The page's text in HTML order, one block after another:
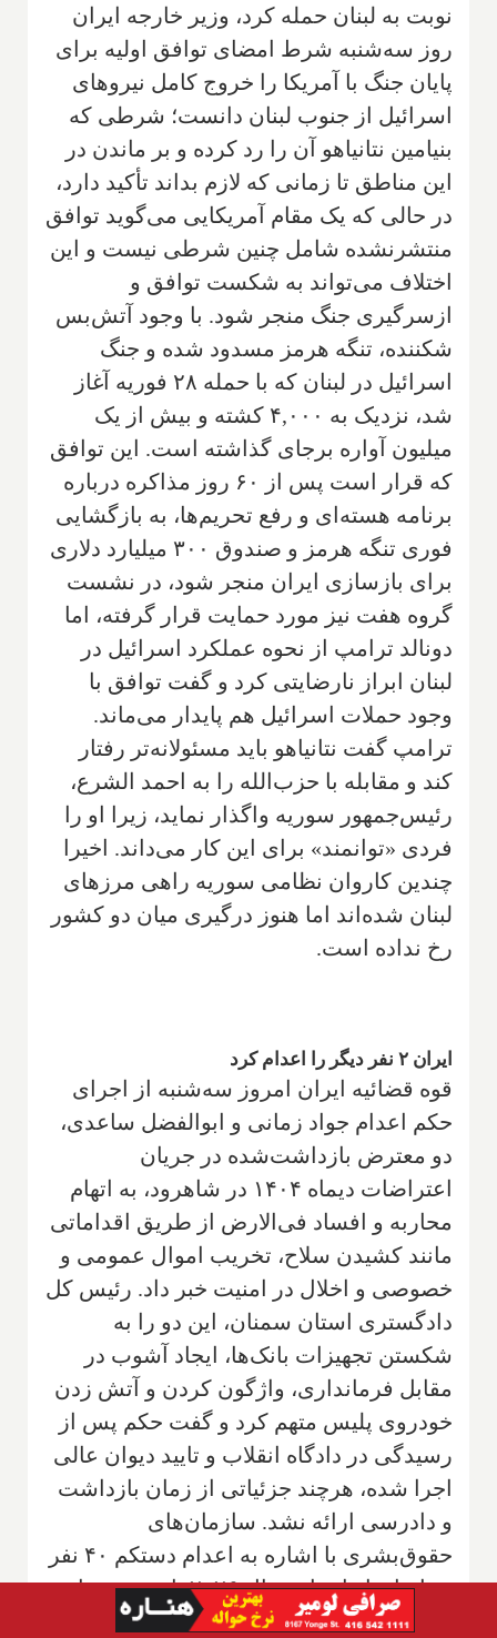
نوبت به لبنان حمله کرد، وزیر خارجه ایران
روز سه‌شنبه شرط امضای توافق اولیه برای
پایان جنگ با آمریکا را خروج کامل نیروهای
اسرائیل از جنوب لبنان دانست؛ شرطی که
بنیامین نتانیاهو آن را رد کرده و بر ماندن در
این مناطق تا زمانی که لازم بداند تأکید دارد،
در حالی که یک مقام آمریکایی می‌گوید توافق
منتشرنشده شامل چنین شرطی نیست و این
اختلاف می‌تواند به شکست توافق و
ازسرگیری جنگ منجر شود. با وجود آتش‌بس
شکننده، تنگه هرمز مسدود شده و جنگ
اسرائیل در لبنان که با حمله ۲۸ فوریه آغاز
شد، نزدیک به ۴,۰۰۰ کشته و بیش از یک
میلیون آواره برجای گذاشته است. این توافق
که قرار است پس از ۶۰ روز مذاکره درباره
برنامه هسته‌ای و رفع تحریم‌ها، به بازگشایی
فوری تنگه هرمز و صندوق ۳۰۰ میلیارد دلاری
برای بازسازی ایران منجر شود، در نشست
گروه هفت نیز مورد حمایت قرار گرفته، اما
دونالد ترامپ از نحوه عملکرد اسرائیل در
لبنان ابراز نارضایتی کرد و گفت توافق با
وجود حملات اسرائیل هم پایدار می‌ماند.
ترامپ گفت نتانیاهو باید مسئولانه‌تر رفتار
کند و مقابله با حزب‌الله را به احمد الشرع،
رئیس‌جمهور سوریه واگذار نماید، زیرا او را
فردی «توانمند» برای این کار می‌داند. اخیرا
چندین کاروان نظامی سوریه راهی مرزهای
لبنان شده‌اند اما هنوز درگیری میان دو کشور
رخ نداده است.
ایران ۲ نفر دیگر را اعدام کرد
قوه قضائیه ایران امروز سه‌شنبه از اجرای
حکم اعدام جواد زمانی و ابوالفضل ساعدی،
دو معترض بازداشت‌شده در جریان
اعتراضات دیماه ۱۴۰۴ در شاهرود، به اتهام
محاربه و افساد فی‌الارض از طریق اقداماتی
مانند کشیدن سلاح، تخریب اموال عمومی و
خصوصی و اخلال در امنیت خبر داد. رئیس کل
دادگستری استان سمنان، این دو را به
شکستن تجهیزات بانک‌ها، ایجاد آشوب در
مقابل فرمانداری، واژگون کردن و آتش زدن
خودروی پلیس متهم کرد و گفت حکم پس از
رسیدگی در دادگاه انقلاب و تایید دیوان عالی
اجرا شده، هرچند جزئیاتی از زمان بازداشت
و دادرسی ارائه نشد. سازمان‌های
حقوق‌بشری با اشاره به اعدام دستکم ۴۰ نفر
در ایران از ابتدای سال ۲۰۲۶، این روند را
غیرشفاف و مبتنی بر اعترافات اجباری